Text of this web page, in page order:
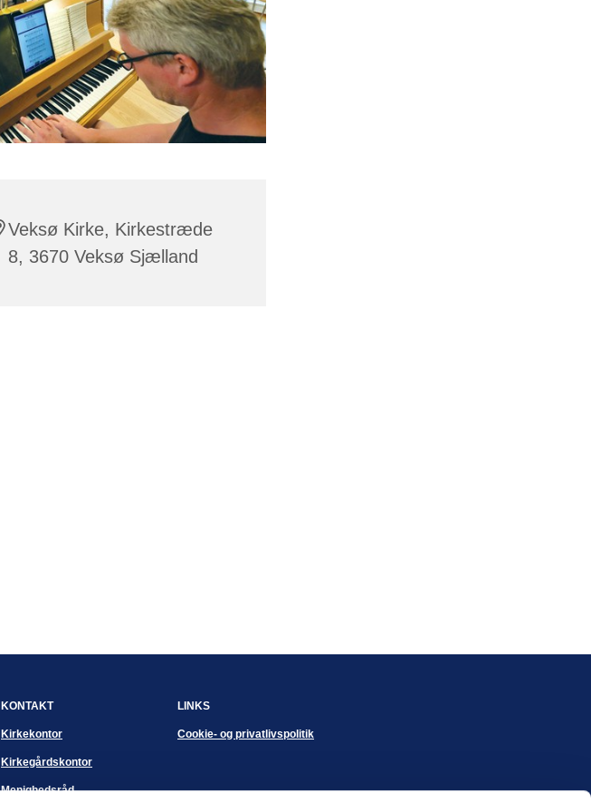
Veksø Kirke, Kirkestræde
8, 3670 Veksø Sjælland
KONTAKT
Kirkekontor
Kirkegårdskontor
Menighedsråd
LINKS
Cookie- og privatlivspolitik